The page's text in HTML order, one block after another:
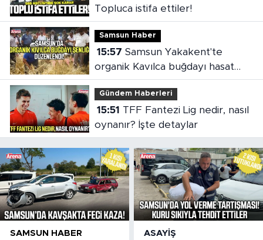
Topluca istifa ettiler!
Samsun Haber
15:57
organik Kavılca buğdayı hasat
şenliği
Gündem Haberleri
15:51
oynanır? İşte detaylar
SAMSUN HABER ASAYIŞ